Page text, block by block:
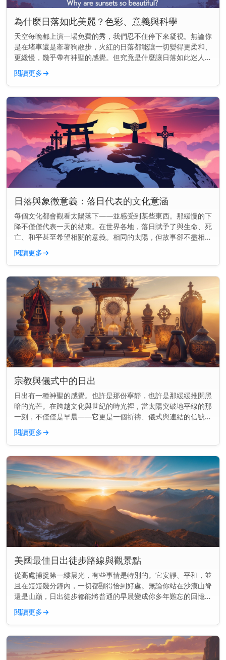
為什麼日落如此美麗？色彩、意義與科學
天空每晚都上演一場免費的秀，我們忍不住停下來凝視。無論你
是在堵車還是牽著狗散步，火紅的日落都能讓一切變得更柔和、
更緩慢，幾乎帶有神聖的感覺。但究竟是什麼讓日落如此迷人
——為什麼它們似乎能觸動我們內心深處的某些東西？ 主要見
解： 日落之所以美...
閱讀更多→
日落與象徵意義：落日代表的文化意涵
每個文化都會觀看太陽落下——並感受到某些東西。那緩慢的下
降不僅僅代表一天的結束。在世界各地，落日賦予了與生命、死
亡、和平甚至希望相關的意義。相同的太陽，但故事卻不盡相
同。 主要見解： 在各種文化中，落日常常象徵結束、反思與轉
變——但其意義會...
閱讀更多→
宗教與儀式中的日出
日出有一種神聖的感覺。也許是那份寧靜，也許是那緩緩推開黑
暗的光芒。在跨越文化與世紀的時光裡，當太陽突破地平線的那
一刻，不僅僅是早晨——它更是一個祈禱、儀式與連結的信號。
主要見解： 日出長久以來標誌著許多宗教中的神聖時刻，用於
祈禱、供奉和慶...
閱讀更多→
美國最佳日出徒步路線與觀景點
從高處捕捉第一縷晨光，有些事情是特別的。它安靜、平和，並
且在短短幾分鐘內，一切都顯得恰到好處。無論你站在沙漠山脊
還是山巔，日出徒步都能將普通的早晨變成你多年難忘的回憶。
快速見解： 美國最好的日出徒步結合了開闊的視野與簡單到中
等難度的步道—...
閱讀更多→